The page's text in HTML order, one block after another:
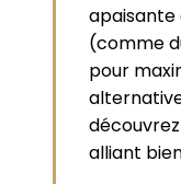
apaisante
(comme
pour
découvrez
alliant